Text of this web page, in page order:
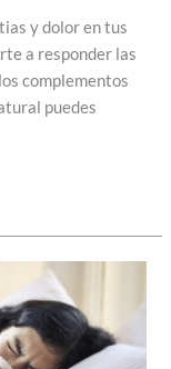
y dolor en tus
a responder las
complementos
puedes